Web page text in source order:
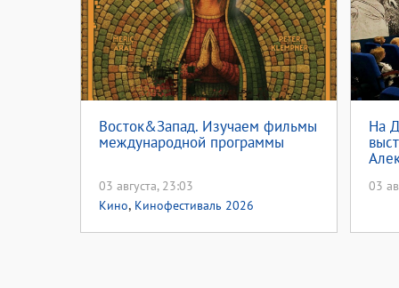
Восток&Запад. Изучаем фильмы
международной программы
03 августа, 23:03
Кино, Кинофестиваль 2026
На
03